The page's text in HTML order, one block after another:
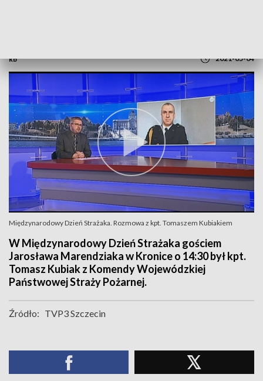
kb 2021-05-04
Międzynarodowy Dzień Strażaka. Rozmowa z kpt. Tomaszem Kubiakiem
W Międzynarodowy Dzień Strażaka gościem
Jarosława Marendziaka w Kronice o 14:30 był kpt.
Tomasz Kubiak z Komendy Wojewódzkiej
Państwowej Straży Pożarnej.
Źródło: TVP3 Szczecin